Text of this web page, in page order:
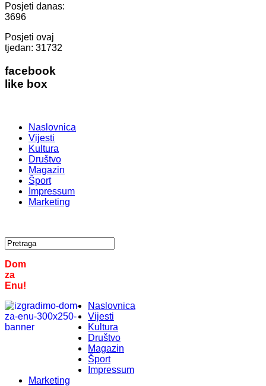
Posjeti danas:
3696
Posjeti ovaj
tjedan: 31732
facebook
like box
Naslovnica
Vijesti
Kultura
Društvo
Magazin
Šport
Impressum
Marketing
Dom
za
Enu!
Naslovnica
Vijesti
Kultura
Društvo
Magazin
Šport
Impressum
Marketing